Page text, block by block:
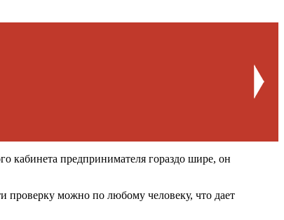
кабинета предпринимателя гораздо шире, он
проверку можно по любому человеку, что дает